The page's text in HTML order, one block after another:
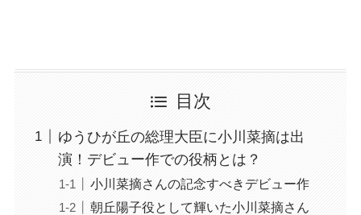
目次
ゆうひが丘の総理大臣に小川菜摘は出
演！デビュー作での役柄とは？
小川菜摘さんの記念すべきデビュー作
朝丘陽子役として輝いた小川菜摘さん